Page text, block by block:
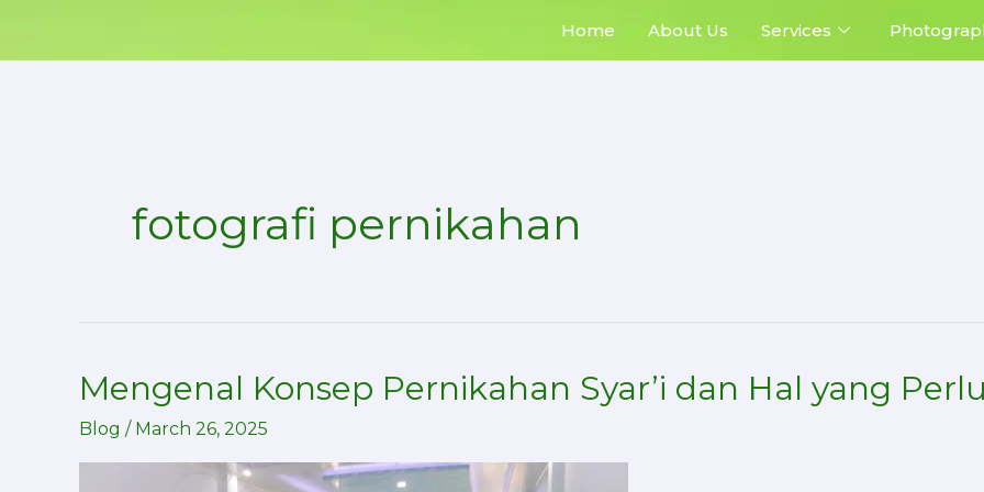
Home About Us Services
fotografi pernikahan
Mengenal Konsep Pernikahan Syar’i dan Hal yang
Blog / March 26, 2025
Mengenal
Pernikahan